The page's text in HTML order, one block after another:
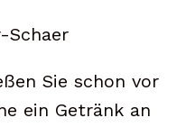
Schaer
Sie schon vor
ein Getränk an